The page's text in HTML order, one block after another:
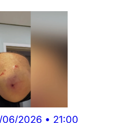
06/2026 • 21:00